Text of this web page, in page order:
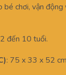
bé chơi, vận
đến 10 tuổi.
: 75 x 33 x 52 cm